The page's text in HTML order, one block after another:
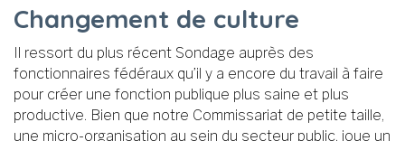
Changement de culture
Il ressort du plus récent Sondage auprès des
fonctionnaires fédéraux qu’il y a encore du travail à faire
pour créer une fonction publique plus saine et plus
productive. Bien que notre Commissariat de petite taille,
une micro-organisation au sein du secteur public, joue un